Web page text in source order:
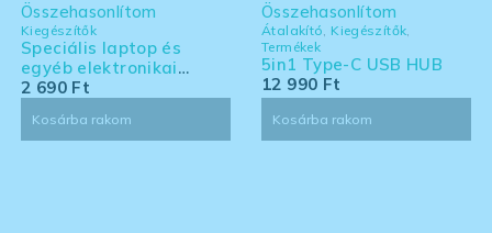
Kiegészítők
Speciális laptop és
egyéb elektronikai
eszköz tisztító készlet -
Összehasonlítom
2 690 Ft
Kosárba rakom
Átalakító, Kiegészítők,
Termékek
5in1 Type-C USB HUB
Összehasonlítom
12 990 Ft
Kosárba rakom